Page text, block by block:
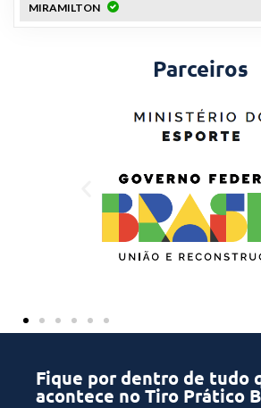
MIRAMILTON
Parceiros
Fique por dentro de tudo
acontece no Tiro Prático